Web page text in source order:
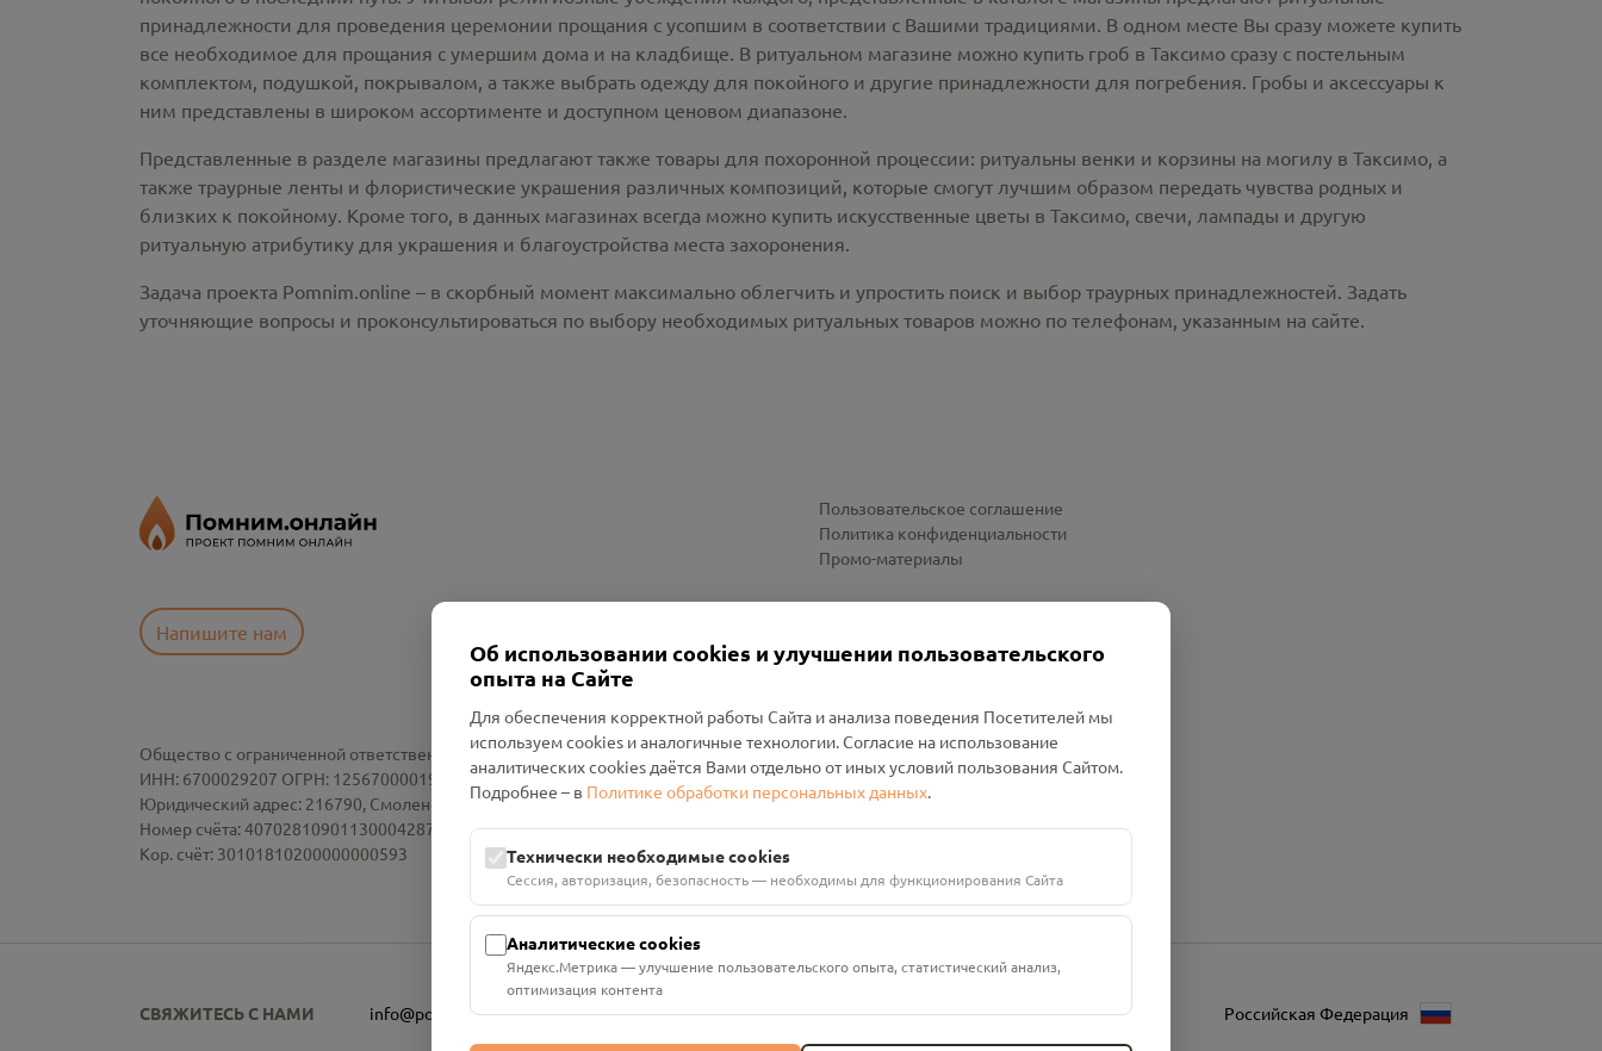
принадлежности для проведения церемонии прощания с усопшим в соответствии с Вашими традициями. В одном месте Вы сразу можете купить
все необходимое для прощания с умершим дома и на кладбище. В ритуальном магазине можно купить гроб в Таксимо сразу с постельным
комплектом, подушкой, покрывалом, а также выбрать одежду для покойного и другие принадлежности для погребения. Гробы и аксессуары к
ним представлены в широком ассортименте и доступном ценовом диапазоне.
Представленные в разделе магазины предлагают также товары для похоронной процессии: ритуальны венки и корзины на могилу в Таксимо, а
также траурные ленты и флористические украшения различных композиций, которые смогут лучшим образом передать чувства родных и
близких к покойному. Кроме того, в данных магазинах всегда можно купить искусственные цветы в Таксимо, свечи, лампады и другую
ритуальную атрибутику для украшения и благоустройства места захоронения.
Задача проекта Pomnim.online – в скорбный момент максимально облегчить и упростить поиск и выбор траурных принадлежностей. Задать
уточняющие вопросы и проконсультироваться по выбору необходимых ритуальных товаров можно по телефонам, указанным на сайте.
Напишите нам
Пользовательское соглашение
Политика конфиденциальности
Промо-материалы
Общество с ограниченной ответственностью «Смоленский Проект Помним»
ИНН: 6700029207 ОГРН: 1256700001986
Юридический адрес: 216790, Смоленская область, р-н Руднянский, г. Рудня, улица Западная, д. 26А, пом. 18
Номер счёта: 40702810901130004287 в АО "АЛЬФА-БАНК"
Кор. счёт: 30101810200000000593
СВЯЖИТЕСЬ С НАМИ info@pomnim.online Российская Федерация
Об использовании cookies и улучшении пользовательского
опыта на Сайте
Для обеспечения корректной работы Сайта и анализа поведения Посетителей мы
используем cookies и аналогичные технологии. Согласие на использование
аналитических cookies даётся Вами отдельно от иных условий пользования Сайтом.
Подробнее – в Политике обработки персональных данных.
Технически необходимые cookies
Сессия, авторизация, безопасность — необходимы для функционирования Сайта
Аналитические cookies
Яндекс.Метрика — улучшение пользовательского опыта, статистический анализ,
оптимизация контента